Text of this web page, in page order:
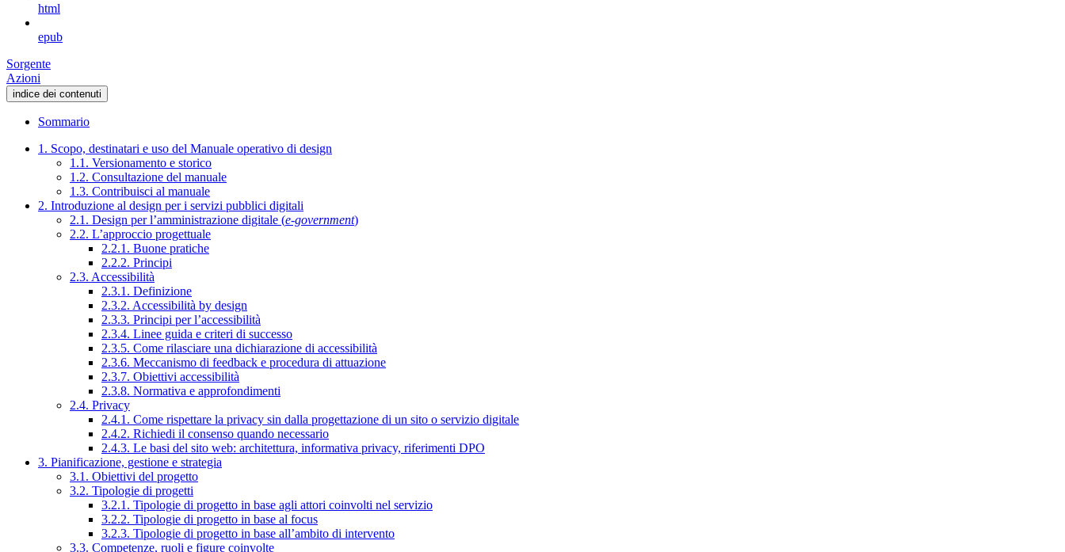
html
epub
Sorgente
Azioni
indice dei contenuti
Sommario
1. Scopo, destinatari e uso del Manuale operativo di design
1.1. Versionamento e storico
1.2. Consultazione del manuale
1.3. Contribuisci al manuale
2. Introduzione al design per i servizi pubblici digitali
2.1. Design per l’amministrazione digitale (e-government)
2.2. L’approccio progettuale
2.2.1. Buone pratiche
2.2.2. Principi
2.3. Accessibilità
2.3.1. Definizione
2.3.2. Accessibilità by design
2.3.3. Principi per l’accessibilità
2.3.4. Linee guida e criteri di successo
2.3.5. Come rilasciare una dichiarazione di accessibilità
2.3.6. Meccanismo di feedback e procedura di attuazione
2.3.7. Obiettivi accessibilità
2.3.8. Normativa e approfondimenti
2.4. Privacy
2.4.1. Come rispettare la privacy sin dalla progettazione di un sito o servizio digitale
2.4.2. Richiedi il consenso quando necessario
2.4.3. Le basi del sito web: architettura, informativa privacy, riferimenti DPO
3. Pianificazione, gestione e strategia
3.1. Obiettivi del progetto
3.2. Tipologie di progetti
3.2.1. Tipologie di progetto in base agli attori coinvolti nel servizio
3.2.2. Tipologie di progetto in base al focus
3.2.3. Tipologie di progetto in base all’ambito di intervento
3.3. Competenze, ruoli e figure coinvolte